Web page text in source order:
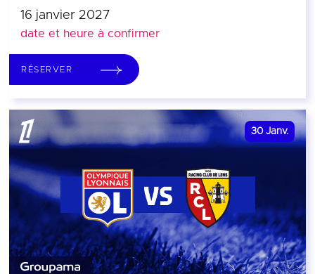
16 janvier 2027
date et heure à confirmer
RÉSERVER
30 Janv.